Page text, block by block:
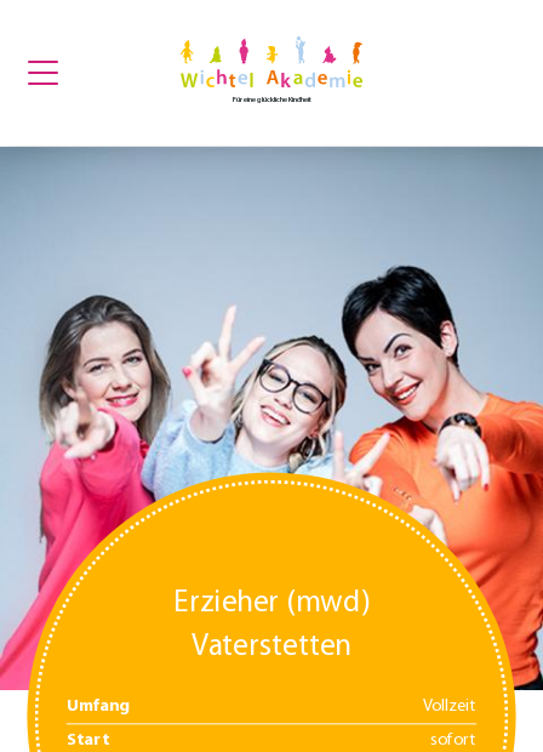
Für eine glückliche Kindheit
Erzieher (mwd)
Vaterstetten
Umfang
Vollzeit
Start
sofort